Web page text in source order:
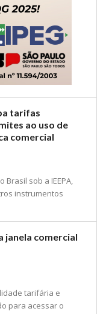
tarifas
ao uso de
sob a IEEPA,
instrumentos
comercial